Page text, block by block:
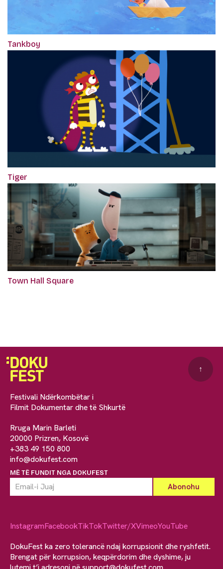
Tankboy
Tiger
Town Hall Square
Festivali Ndërkombëtar i
Filmit Dokumentar dhe të Shkurtë
Rruga Marin Barleti
20000 Prizren, Kosovë
+383 49 150 800
info@dokufest.com
MË TË FUNDIT NGA DOKUFEST
↑
InstagramFacebookTikTokTwitter/XVimeoYouTube
DokuFest ka zero tolerancë ndaj korrupsionit dhe ryshfetit.
Brengat për korrupsion, keqpërdorim dhe dyshime, ju